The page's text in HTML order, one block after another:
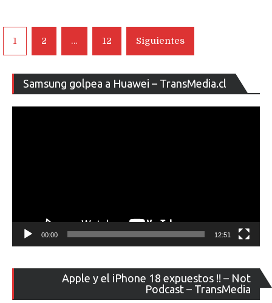
Navegación
de
entradas
1 2 … 12 Siguientes
Samsung golpea a Huawei – TransMedia.cl
de
00:00 12:51
Apple y el iPhone 18 expuestos !! – Not
Podcast – TransMedia
de